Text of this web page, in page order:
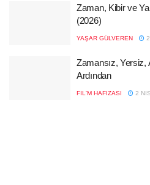
Zaman, Kibir ve
(2026)
YAŞAR GÜLVEREN
Zamansız, Yersiz,
Ardından
FIL'M HAFIZASI 2